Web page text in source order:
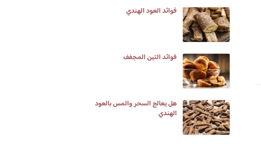
فوائد العود الهندي
فوائد التين المجفف
هل يعالج السحر والمس بالعود
الهندي